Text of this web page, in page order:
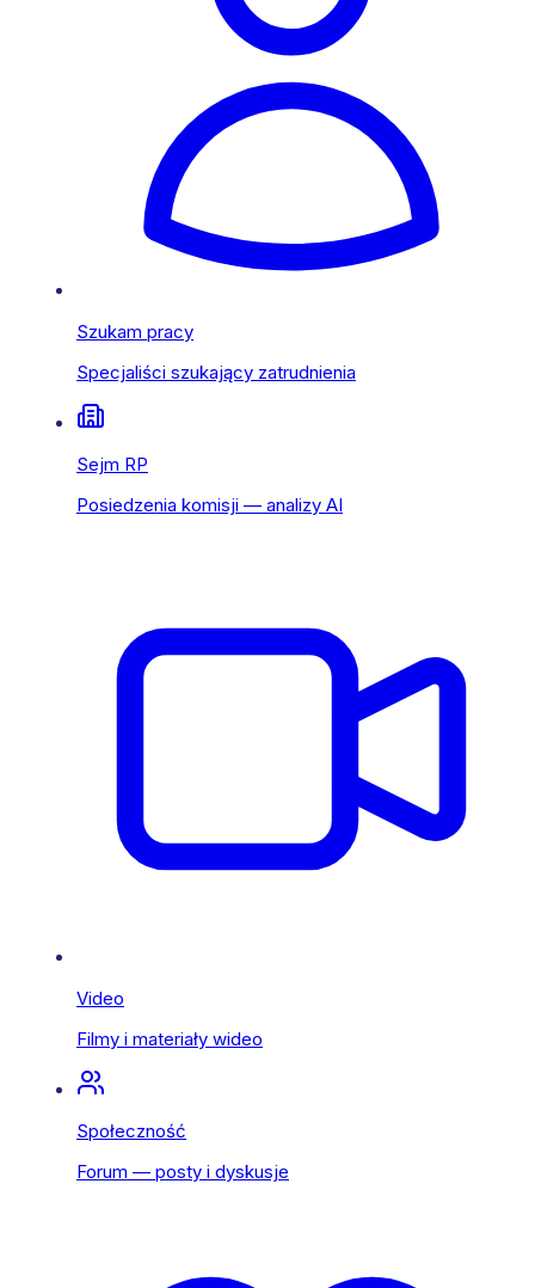
Szukam pracy
Specjaliści szukający zatrudnienia
Sejm RP
Posiedzenia komisji — analizy AI
Video
Filmy i materiały wideo
Społeczność
Forum — posty i dyskusje